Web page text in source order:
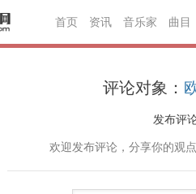
首页 资讯 音乐家 曲目
评论对象：
发布评
欢迎发布评论，分享你的观